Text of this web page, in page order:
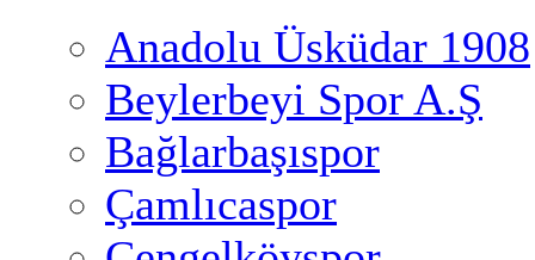
Anadolu Üsküdar 1908
Beylerbeyi Spor A.Ş
Bağlarbaşıspor
Çamlıcaspor